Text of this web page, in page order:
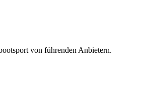
von führenden Anbietern.